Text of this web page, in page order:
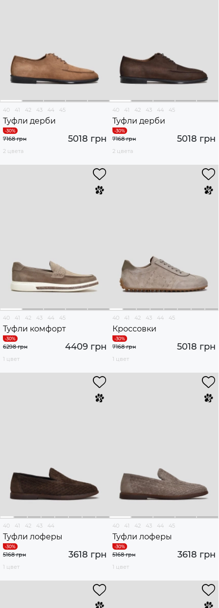
40 41 42 43 44 45
Туфли дерби
5018 грн
7168 грн
2 цвета
40 41 42 43 44 45
Туфли дерби
5018 грн
7168 грн
2 цвета
40 41 42 43 44 45
Туфли комфорт
4409 грн
6298 грн
1 цвет
40 41 42 43 44 45
Кроссовки
5018 грн
7168 грн
1 цвет
40 41 42 43 44
Туфли лоферы
3618 грн
5168 грн
1 цвет
40 41 42 43 44 45
Туфли лоферы
3618 грн
5168 грн
1 цвет